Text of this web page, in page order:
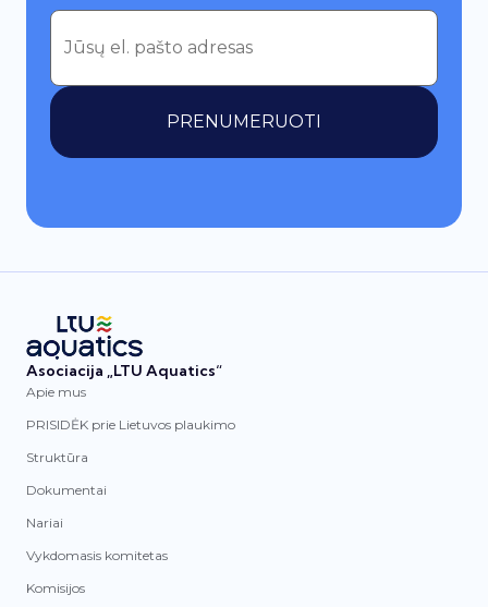
PRENUMERUOTI
Asociacija „LTU Aquatics“
Apie mus
PRISIDĖK prie Lietuvos plaukimo
Struktūra
Dokumentai
Nariai
Vykdomasis komitetas
Komisijos